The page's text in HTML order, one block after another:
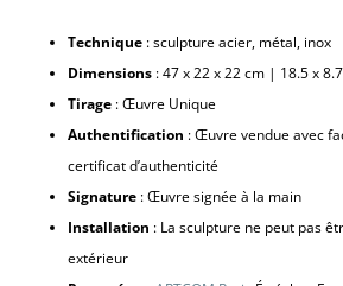
Technique: sculpture acier, métal, inox
Dimensions: 47 x 22 x 22 cm | 18.5 x
Tirage: Œuvre Unique
Authentification : Œuvre vendue avec
certificat d’authenticité
Signature: Œuvre signée à la main
Installation : La sculpture ne peut pas
extérieur